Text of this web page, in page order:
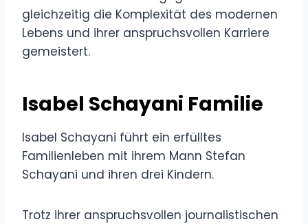
gleichzeitig die Komplexität des modernen
Lebens und ihrer anspruchsvollen Karriere
gemeistert.
Isabel Schayani Familie
Isabel Schayani führt ein erfülltes
Familienleben mit ihrem Mann Stefan
Schayani und ihren drei Kindern.
Trotz ihrer anspruchsvollen journalistischen